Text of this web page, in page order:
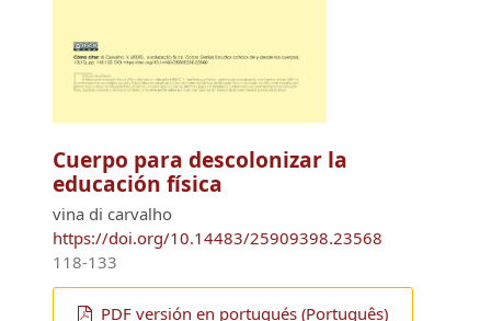
Cuerpo para descolonizar la
educación física
vina di carvalho
https://doi.org/10.14483/25909398.23568